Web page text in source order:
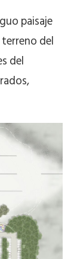
paisaje
del
del